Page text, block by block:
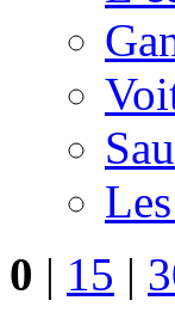
0 | 15 |